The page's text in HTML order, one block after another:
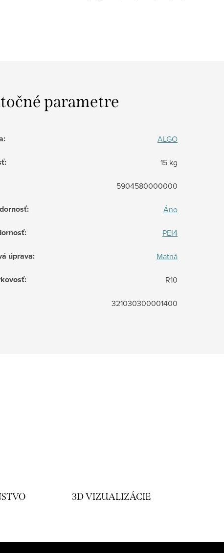
parametre
: ALGO
: 15 kg
5904580000000
: Áno
: PEI4
úprava: Matná
: R10
321030300001400
3D VIZUALIZÁCIE